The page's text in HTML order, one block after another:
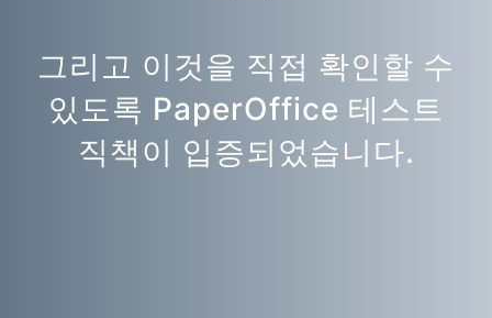
그리고 이것을 직접 확인할 수
있도록 PaperOffice 테스트
직책이 입증되었습니다.